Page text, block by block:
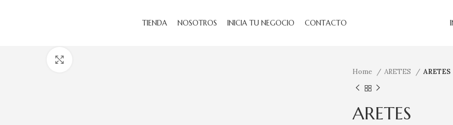
TIENDA NOSOTROS INICIA TU NEGOCIO CONTACTO
Home
ARETES ARETES
ARETES